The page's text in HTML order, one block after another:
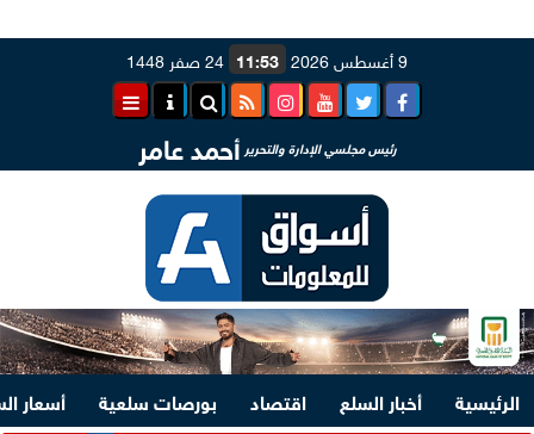
9 أغسطس 2026 11:53 24 صفر 1448
رئيس مجلسي الإدارة والتحرير أحمد عامر
الرئيسية أخبار السلع اقتصاد بورصات سلعية
أسعار